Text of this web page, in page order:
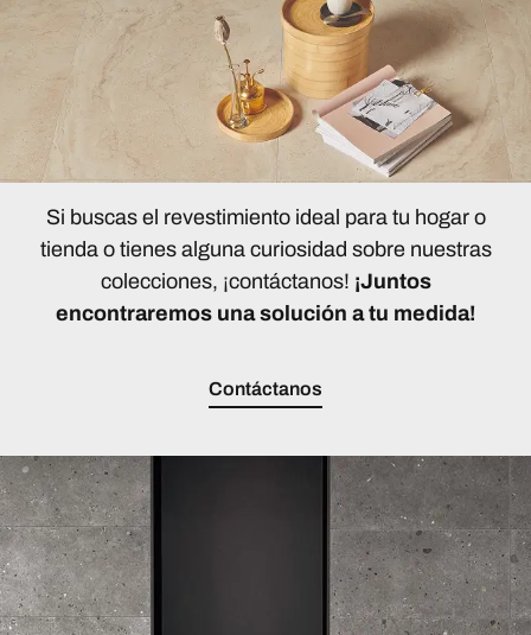
Si buscas el revestimiento ideal para tu hogar o
tienda o tienes alguna curiosidad sobre nuestras
colecciones, ¡contáctanos! ¡Juntos
encontraremos una solución a tu medida!
Contáctanos